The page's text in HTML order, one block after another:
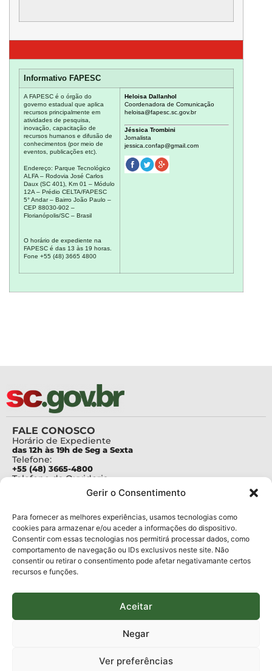
Gerir o Consentimento
Para fornecer as melhores experiências, usamos tecnologias como
cookies para armazenar e/ou aceder a informações do dispositivo.
Consentir com essas tecnologias nos permitirá processar dados, como
comportamento de navegação ou IDs exclusivos neste site. Não
consentir ou retirar o consentimento pode afetar negativamante certos
recursos e funções.
Aceitar
Negar
Ver preferências
Informativo FAPESC
A FAPESC é o órgão do
governo estadual que aplica
recursos principalmente em
atividades de pesquisa,
inovação, capacitação de
recursos humanos e difusão de
conhecimentos (por meio de
eventos, publicações etc).
Endereço: Parque Tecnológico
ALFA – Rodovia José Carlos
Daux (SC 401), Km 01 – Módulo
12A – Prédio CELTA/FAPESC
5° Andar – Bairro João Paulo –
CEP 88030-902 –
Florianópolis/SC – Brasil
O horário de expediente na
FAPESC é das 13 às 19 horas.
Fone +55 (48) 3665 4800
Heloisa Dallanhol
Coordenadora de Comunicação
heloisa@fapesc.sc.gov.br
Jéssica Trombini
Jornalista
jessica.confap@gmail.com
FALE CONOSCO
Horário de Expediente
das 12h às 19h de Seg a Sexta
Telefone:
+55 (48) 3665-4800
Telefone da Ouvidoria
Para assuntos relacionados à Pesquisa
pesquisa@fapesc.sc.gov.br
Para assuntos relacionados à Inovação
inovacao@fapesc.sc.gov.br
Para assuntos relacionados à Bolsas
bolsas@fapesc.sc.gov.br
Para assuntos relacionados à Prestação de Contas
Para assuntos relacionados à Plataforma
plataforma@fapesc.sc.gov.br
Jair Artur da Silva dpo@fapesc.sc.gov.br 3665-4831
km 01, Módulo 12A, Edifício Fapesc / Celta, 5° andar